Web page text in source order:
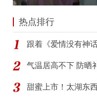
热点排行
跟着《爱情没有神
气温居高不下 防晒
甜蜜上市！太湖东